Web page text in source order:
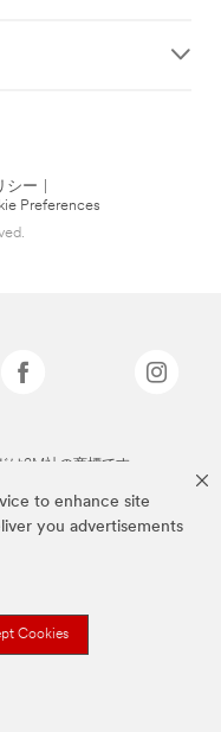
to enhance site
you advertisements
Cookies
シー
Preferences
は3M社の商標です。